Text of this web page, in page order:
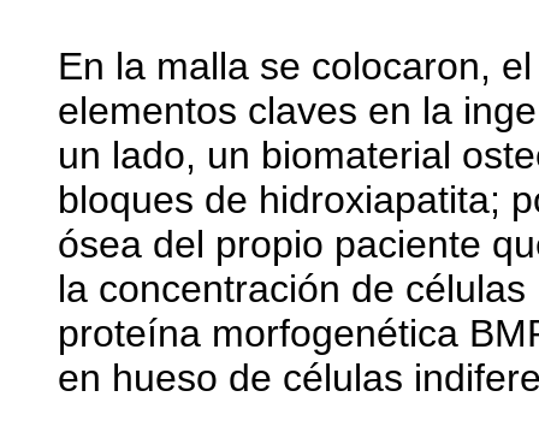
En la malla se colocaron,
elementos claves en la
un lado, un biomaterial
bloques de hidroxiapatita;
ósea del propio paciente
la concentración de
proteína morfogenética
en hueso de células